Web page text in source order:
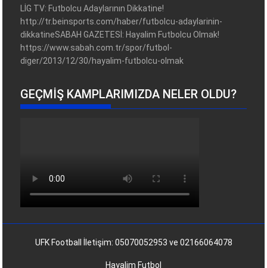
LİG TV: Futbolcu Adaylarının Dikkatine!
http://tr.beinsports.com/haber/futbolcu-adaylarinin-
dikkatineSABAH GAZETESİ: Hayalim Futbolcu Olmak!
https://www.sabah.com.tr/spor/futbol-
diger/2013/12/30/hayalim-futbolcu-olmak
GEÇMIŞ KAMPLARIMIZDA NELER OLDU?
UFK Football İletişim: 05070052953 ve 02166064078
Hayalim Futbol